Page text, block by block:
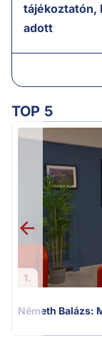
tájékoztatón,
adott
TOP 5
1.
Németh Balázs: